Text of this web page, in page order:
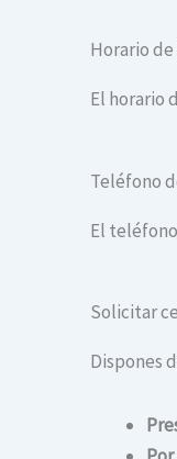
Horario
El horario
Teléfono
El
Solicitar
Dispones